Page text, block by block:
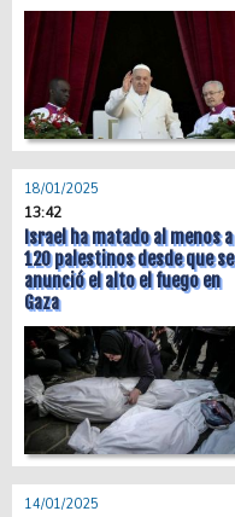
18/01/2025
13:42
Israel ha matado al menos a
120 palestinos desde que se
anunció el alto el fuego en
Gaza
14/01/2025